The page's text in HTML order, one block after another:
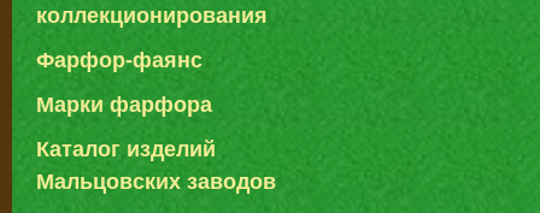
коллекционирования
Фарфор-фаянс
Марки фарфора
Каталог изделий
Мальцовских заводов